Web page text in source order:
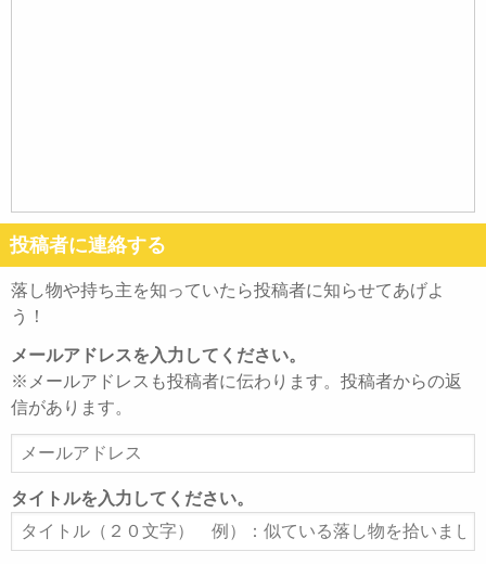
投稿者に連絡する
落し物や持ち主を知っていたら投稿者に知らせてあげよ
う！
メールアドレスを入力してください。
※メールアドレスも投稿者に伝わります。投稿者からの返
信があります。
ー
ル
ア
ド
タイトルを入力してください。
タ
イ